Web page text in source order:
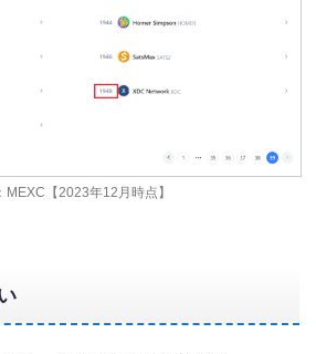
MEXC【2023年12月時点】